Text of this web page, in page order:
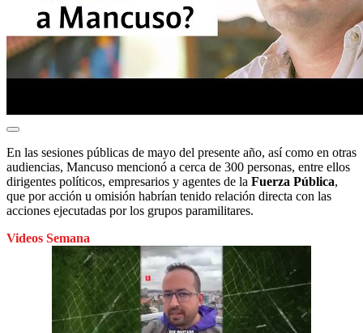
En las sesiones públicas de mayo del presente año, así como en otras
audiencias, Mancuso mencionó a cerca de 300 personas, entre ellos
dirigentes políticos, empresarios y agentes de la Fuerza Pública,
que por acción u omisión habrían tenido relación directa con las
acciones ejecutadas por los grupos paramilitares.
Videos Semana